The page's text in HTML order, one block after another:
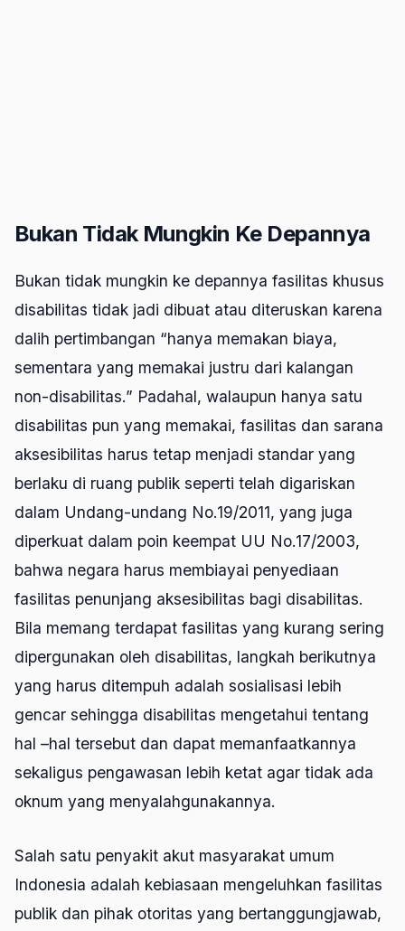
Bukan Tidak Mungkin Ke Depannya
Bukan tidak mungkin ke depannya fasilitas khusus
disabilitas tidak jadi dibuat atau diteruskan karena
dalih pertimbangan “hanya memakan biaya,
sementara yang memakai justru dari kalangan
non-disabilitas.” Padahal, walaupun hanya satu
disabilitas pun yang memakai, fasilitas dan sarana
aksesibilitas harus tetap menjadi standar yang
berlaku di ruang publik seperti telah digariskan
dalam Undang-undang No.19/2011, yang juga
diperkuat dalam poin keempat UU No.17/2003,
bahwa negara harus membiayai penyediaan
fasilitas penunjang aksesibilitas bagi disabilitas.
Bila memang terdapat fasilitas yang kurang sering
dipergunakan oleh disabilitas, langkah berikutnya
yang harus ditempuh adalah sosialisasi lebih
gencar sehingga disabilitas mengetahui tentang
hal –hal tersebut dan dapat memanfaatkannya
sekaligus pengawasan lebih ketat agar tidak ada
oknum yang menyalahgunakannya.
Salah satu penyakit akut masyarakat umum
Indonesia adalah kebiasaan mengeluhkan fasilitas
publik dan pihak otoritas yang bertanggungjawab,